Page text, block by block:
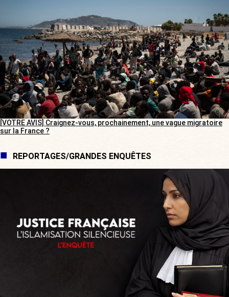
[VOTRE AVIS] Craignez-vous, prochainement, une vague migratoire
sur la France ?
REPORTAGES/GRANDES ENQUÊTES